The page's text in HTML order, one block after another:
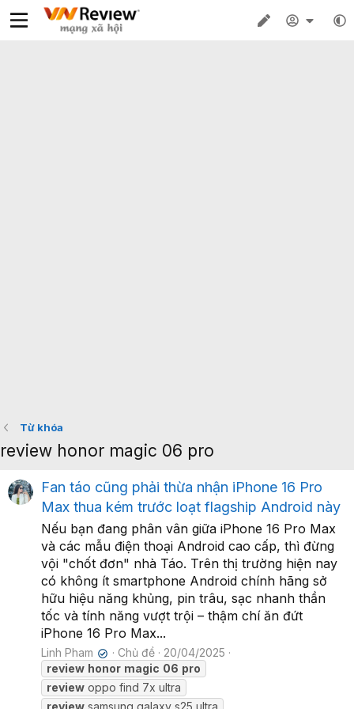
Từ khóa
review honor magic 06 pro
Fan táo cũng phải thừa nhận iPhone 16 Pro
Max thua kém trước loạt flagship Android này
Nếu bạn đang phân vân giữa iPhone 16 Pro Max
và các mẫu điện thoại Android cao cấp, thì đừng
vội "chốt đơn" nhà Táo. Trên thị trường hiện nay
có không ít smartphone Android chính hãng sở
hữu hiệu năng khủng, pin trâu, sạc nhanh thần
tốc và tính năng vượt trội – thậm chí ăn đứt
iPhone 16 Pro Max...
Linh Pham ✔ Chủ đề
20/04/2025
review honor magic 06 pro
review oppo find 7x ultra